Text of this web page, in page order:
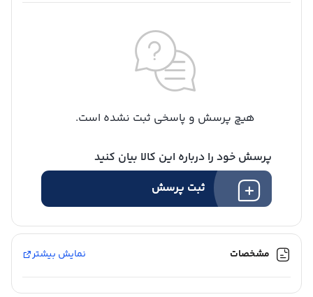
شارژ کیف پول
هیچ پرسش و پاسخی ثبت نشده است.
پرسش خود را درباره این کالا بیان کنید
ثبت پرسش
مشخصات نمایش بیشتر